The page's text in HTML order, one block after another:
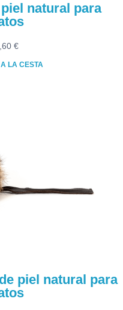
natural para
€
LA CESTA
piel natural para